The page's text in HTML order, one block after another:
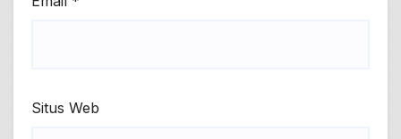
Situs Web